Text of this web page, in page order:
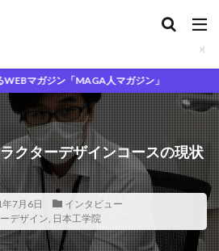
人マガジン」
クターデザインコースの現状
7月6日
インタビュー
デザイン, 日本工学院